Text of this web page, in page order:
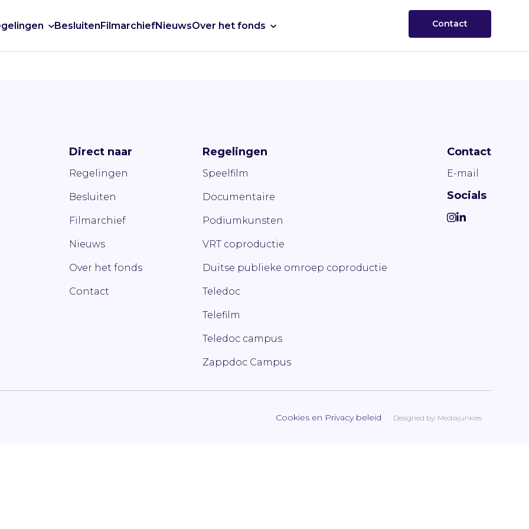
BesluitenFilmarchiefNieuwsOver het fonds Contact
Direct naar
Regelingen
Besluiten
Filmarchief
Nieuws
Over het fonds
Contact
Regelingen
Speelfilm
Documentaire
Podiumkunsten
VRT coproductie
Duitse publieke omroep coproductie
Teledoc
Telefilm
Teledoc campus
Zappdoc Campus
Contact
E-mail
Socials
Cookies en Privacy beleid Designed by: Mediajunkies